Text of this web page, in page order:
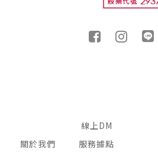
關於我們
線上DM
服務據點